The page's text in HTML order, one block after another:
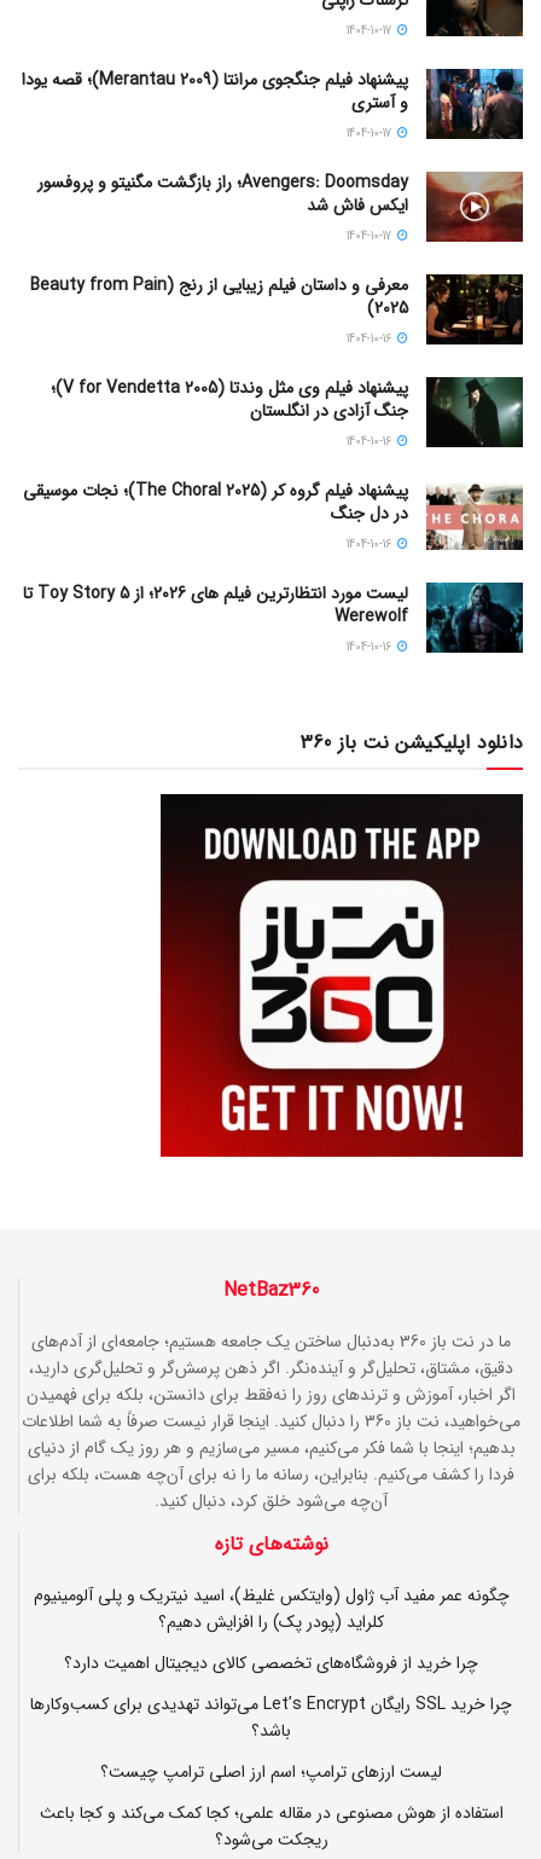
پیشنهاد فیلم جنگجوی مرانتا (Merantau 2009)؛ قصه یودا
و آستری
Avengers: Doomsday؛ راز بازگشت مگنیتو و پروفسور
ایکس فاش شد
معرفی و داستان فیلم زیبایی از رنج (Beauty from Pain
2025)
پیشنهاد فیلم وی مثل وندتا (V for Vendetta 2005)؛
جنگ آزادی در انگلستان
پیشنهاد فیلم گروه کر (The Choral 2025)؛ نجات موسیقی
در دل جنگ
لیست مورد انتظارترین فیلم های 2026؛ از Toy Story 5 تا
Werewolf
دانلود اپلیکیشن نت باز 360
NetBaz360
ما در نت باز 360 به‌دنبال ساختن یک جامعه هستیم؛ جامعه‌ای از آدم‌های
دقیق، مشتاق، تحلیل‌گر و آینده‌نگر. اگر ذهن پرسش‌گر و تحلیل‌گری دارید،
اگر اخبار، آموزش و ترندهای روز را نه‌فقط برای دانستن، بلکه برای فهمیدن
می‌خواهید، نت باز 360 را دنبال کنید. اینجا قرار نیست صرفاً به شما اطلاعات
بدهیم؛ اینجا با شما فکر می‌کنیم، مسیر می‌سازیم و هر روز یک گام از دنیای
فردا را کشف می‌کنیم. بنابراین، رسانه ما را نه برای آن‌چه هست، بلکه برای
آن‌چه می‌شود خلق کرد، دنبال کنید.
نوشته‌های تازه
چگونه عمر مفید آب ژاول (وایتکس غلیظ)، اسید نیتریک و پلی آلومینیوم
کلراید (پودر پک) را افزایش دهیم؟
چرا خرید از فروشگاه‌های تخصصی کالای دیجیتال اهمیت دارد؟
چرا خرید SSL رایگان Let’s Encrypt می‌تواند تهدیدی برای کسب‌وکارها
باشد؟
لیست ارزهای ترامپ؛ اسم ارز اصلی ترامپ چیست؟
استفاده از هوش مصنوعی در مقاله علمی؛ کجا کمک می‌کند و کجا باعث
ریجکت می‌شود؟